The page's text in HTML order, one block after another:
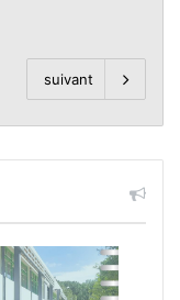
suivant